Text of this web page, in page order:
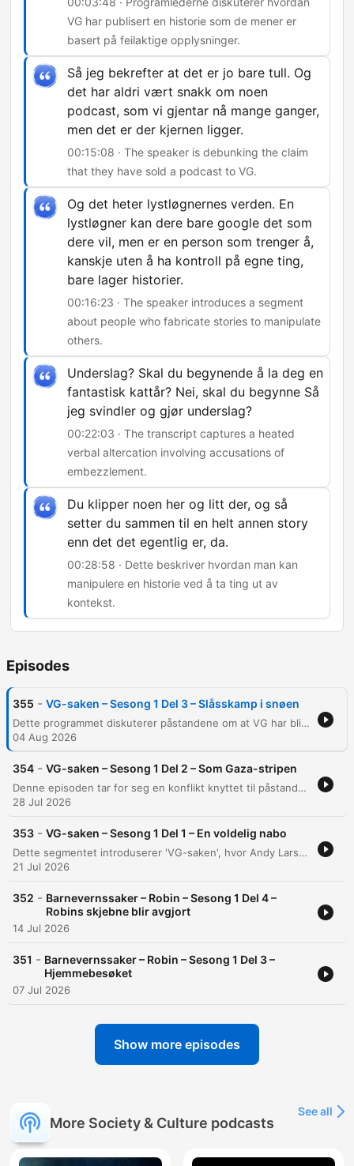
VG har publisert en historie som de mener er
basert på feilaktige opplysninger.
Så jeg bekrefter at det er jo bare tull. Og
det har aldri vært snakk om noen
podcast, som vi gjentar nå mange ganger,
men det er der kjernen ligger.
00:15:08 · The speaker is debunking the claim
that they have sold a podcast to VG.
Og det heter lystløgnernes verden. En
lystløgner kan dere bare google det som
dere vil, men er en person som trenger å,
kanskje uten å ha kontroll på egne ting,
bare lager historier.
00:16:23 · The speaker introduces a segment
about people who fabricate stories to manipulate
others.
Underslag? Skal du begynende å la deg en
fantastisk kattår? Nei, skal du begynne Så
jeg svindler og gjør underslag?
00:22:03 · The transcript captures a heated
verbal altercation involving accusations of
embezzlement.
Du klipper noen her og litt der, og så
setter du sammen til en helt annen story
enn det det egentlig er, da.
00:28:58 · Dette beskriver hvordan man kan
manipulere en historie ved å ta ting ut av
kontekst.
Episodes
355 - VG-saken – Sesong 1 Del 3 – Slåsskamp i snøen
Dette programmet diskuterer påstandene om at VG har blitt lurt til å publisere en uriktig sak om en nabokonflikt, inkludert detaljer om dramatiske anklager om vold og trakassering. Episoden går også gjennom falske påstander om et podcast-kjøp og ser nærmere på intense hendelser i nabolaget preget av anklager om underslag og aggressiv atferd. Videre drøftes manipulasjon av bevis og hvordan media kan ta informasjon ut av sammenheng for å skape en annen historie. Programlederne introduserer også en person som har tatt kontakt etter å ha opplevd lignende løgnaktige historier.
04 Aug 2026
354 - VG-saken – Sesong 1 Del 2 – Som Gaza-stripen
Denne episoden tar for seg en konflikt knyttet til påstander i VG om at podcasten Henlagt skal ha mottatt betaling for å dekke en nabokonflikt i Asker. Gustav Jansen benekter at det noen gang var bestilt en podcast og hevder påstandene om pengeoverføringer er fabrikkerte. Videre utforskes alvorlige anklager om kameraderi, maktmisbruk og trusler knyttet til en politibetjent i samme nabokonflikt. Episoden drøfter mistanken om hvorvidt saken har blitt henlagt på grunn av interne relasjoner i politiet.
28 Jul 2026
353 - VG-saken – Sesong 1 Del 1 – En voldelig nabo
Dette segmentet introduserer 'VG-saken', hvor Andy Larsgaard og podcasten Henlagt forsøker å avkrefte påstander fra VG om svindel. Gjennom en gjennomgang av e-poster og lydopptak presenteres starten på en nabokonflikt i Asker som involverer anklager om trakassering, fysiske hendelser og påstått manipulasjon av historien. Samtalen tar for seg urovekkende påstander om et eldre par som har blitt utsatt for målrettede angrep fra naboer. Programlederne diskuterer kompleksiteten i saken, politiets involvering og behovet for å verifisere store mengder bevis, samtidig som de adresserer upåliteligheten til kildene og avdekker at mye av den opprinnelige informasjonen fremstår som usann.
21 Jul 2026
352 - Barnevernssaker – Robin – Sesong 1 Del 4 –
Robins skjebne blir avgjort
14 Jul 2026
351 - Barnevernssaker – Robin – Sesong 1 Del 3 –
Hjemmebesøket
07 Jul 2026
Show more episodes
More Society & Culture podcasts
See all